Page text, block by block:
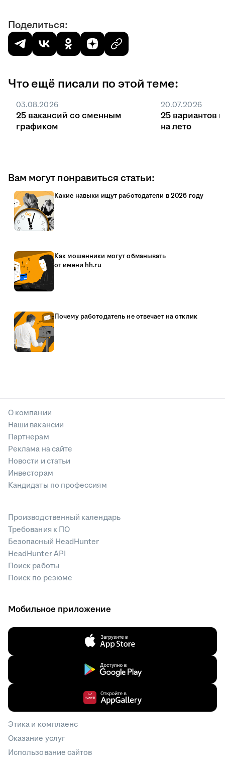
Поделиться:
Что ещё писали по этой теме:
03.08.2026
25 вакансий со сменным
графиком
20.07.2026
25 вариантов
на лето
Вам могут понравиться статьи:
Какие навыки ищут работодатели в 2026 году
Как мошенники могут обманывать
от имени hh.ru
Почему работодатель не отвечает на отклик
О компании
Наши вакансии
Партнерам
Реклама на сайте
Новости и статьи
Инвесторам
Кандидаты по профессиям
Производственный календарь
Требования к ПО
Безопасный HeadHunter
HeadHunter API
Поиск работы
Поиск по резюме
Мобильное приложение
Этика и комплаенс
Оказание услуг
Использование сайтов